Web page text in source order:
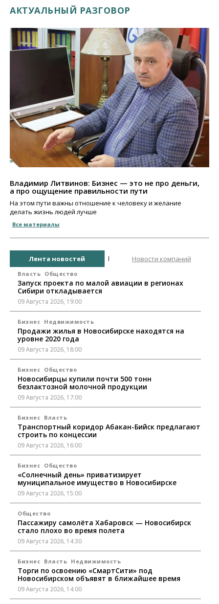
АКТУАЛЬНЫЙ РАЗГОВОР
Владимир Литвинов: Бизнес — это не про деньги,
а про ощущение правильности пути
На этом пути важны отношение к человеку и желание
делать жизнь людей лучше
Все материалы
Лента новостей Новости компаний
Власть Общество
Запуск проекта по малой авиации в регионах
Сибири откладывается
09 Августа 2026, 19:00
Бизнес Недвижимость
Продажи жилья в Новосибирске находятся на
уровне 2020 года
09 Августа 2026, 18:00
Бизнес Общество
Новосибирцы купили почти 500 тонн
безлактозной молочной продукции
09 Августа 2026, 17:00
Бизнес Власть
Транспортный коридор Абакан-Бийск предлагают
строить по концессии
09 Августа 2026, 16:00
Бизнес Общество
«Солнечный день» приватизирует
муниципальное имущество в Новосибирске
09 Августа 2026, 15:00
Общество
Пассажиру самолёта Хабаровск — Новосибирск
стало плохо во время полета
09 Августа 2026, 14:30
Бизнес Власть Недвижимость
Торги по освоению «СмартСити» под
Новосибирском объявят в ближайшее время
09 Августа 2026, 14:00